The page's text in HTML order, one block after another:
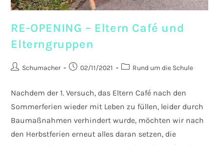
RE-OPENING – Eltern Café und
Elterngruppen
Beitrags-
Schumacher
Beitrag02/11/2021
Beitrags-
Rund um die Schule
Nachdem der 1. Versuch, das Eltern Café nach den
Sommerferien wieder mit Leben zu füllen, leider durch
Baumaßnahmen verhindert wurde, möchten wir nach
den Herbstferien erneut alles daran setzen, die